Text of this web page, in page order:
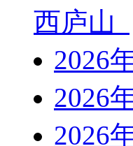
西庐山
2026
2026
2026